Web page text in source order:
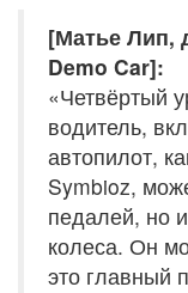
[Матье Лип,
Demo Car]:
«Четвёртый
водитель,
автопилот,
Symbioz,
педалей, но
колеса. Он
это главный